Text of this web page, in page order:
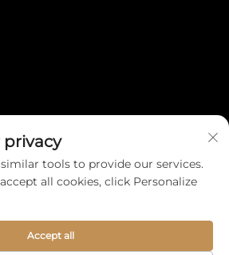
privacy
tools to provide our services.
all cookies, click Personalize
Accept all